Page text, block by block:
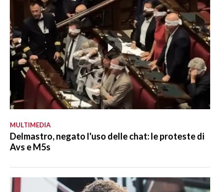
MULTIMEDIA
Delmastro, negato l'uso delle chat: le proteste di
Avs e M5s